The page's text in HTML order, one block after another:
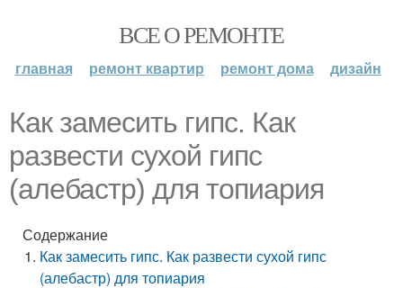
ВСЕ О РЕМОНТЕ
главная ремонт квартир ремонт дома дизайн
Как замесить гипс. Как
развести сухой гипс
(алебастр) для топиария
Содержание
Как замесить гипс. Как развести сухой гипс
(алебастр) для топиария